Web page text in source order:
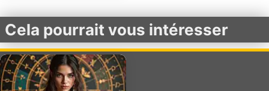
Cela pourrait vous intéresser